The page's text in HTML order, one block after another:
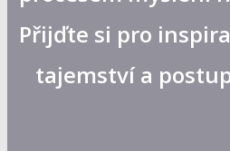
Přijďte si pro
tajemství a